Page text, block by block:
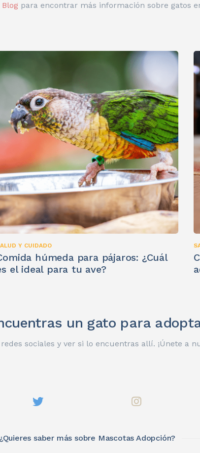
Blogpara encontrar más información sobre gatos
Y CUIDADO
húmeda para pájaros: ¿Cuál
el ideal para tu ave?
un gato para
sociales y ver si lo encuentras allí. ¡Únete a
¿Quieres saber más sobre Mascotas Adopción?